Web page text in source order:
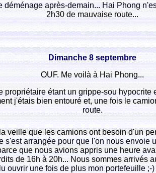
après-demain... Hai Phong
2h30 de mauvaise route...
Dimanche 8 septembre
OUF. Me voilà à Hai Phong...
étant un grippe-sou
j'étais bien entouré et, une fois le
route.
veille que les camions ont besoin d'un
s'est arrangée pour que l'on nous envoie
que nous avions appris une heure
de 16h à 20h... Nous sommes arrivés
ouvrir une fois de plus mon portefeuille ;-)